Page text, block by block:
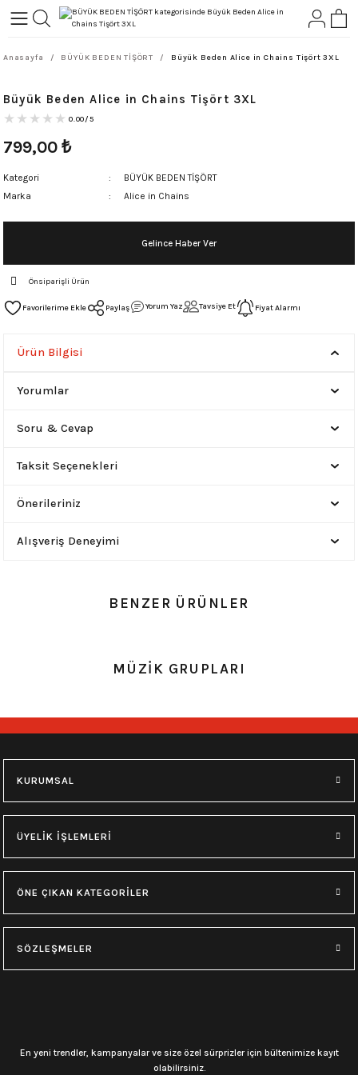
Geri Dön
ROCK
Geri Dön
Anasayfa BÜYÜK BEDEN TİŞÖRT Büyük Beden Alice in Chains Tişört 3XL
Büyük Beden Alice in Chains Tişört 3XL
0.00/5
799,00 ₺
Kategori
BÜYÜK BEDEN TİŞÖRT
Marka
Alice in Chains
Gelince Haber Ver
Önsiparişli Ürün
Paylaş Yorum Yaz Tavsiye Et Fiyat Alarmı
Ürün Bilgisi
Yorumlar
Soru & Cevap
Taksit Seçenekleri
Önerileriniz
Alışveriş Deneyimi
BENZER ÜRÜNLER
0.0 Puan - Yorum
715,00₺ 715,00₺
Battal Beden Motörhead Tişört
2XL 3XL 4XL 2XL 4XL
MÜZİK GRUPLARI
KURUMSAL
ÜYELİK İŞLEMLERİ
ÖNE ÇIKAN KATEGORİLER
SÖZLEŞMELER
En yeni trendler, kampanyalar ve size özel sürprizler için bültenimize kayıt
olabilirsiniz.